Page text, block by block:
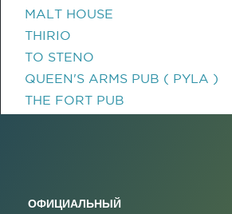
MALT HOUSE
THIRIO
TO STENO
QUEEN'S ARMS PUB ( PYLA )
THE FORT PUB
ОФИЦИАЛЬНЫЙ